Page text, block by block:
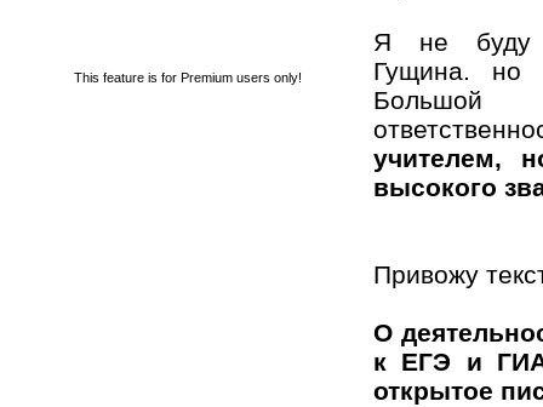
This feature is for Premium users only!
Я не буду
Гущина.
Большой
учителем,
высокого
Привожу
О
к ЕГЭ и
открытое